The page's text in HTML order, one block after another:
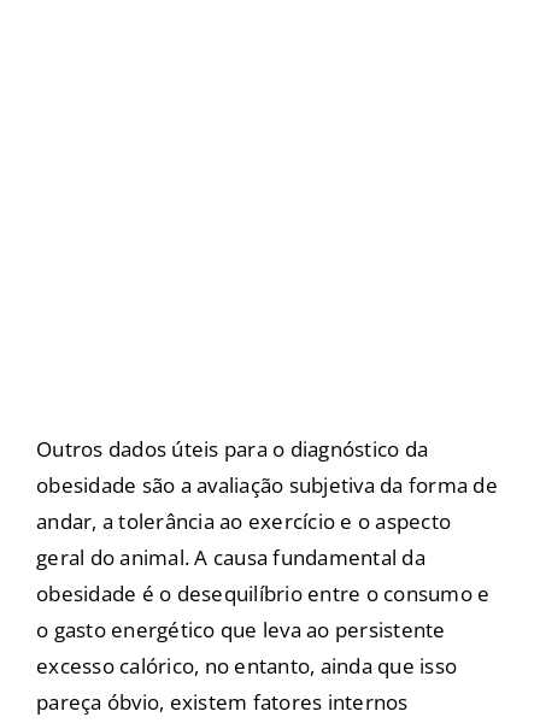
Outros dados úteis para o diagnóstico da
obesidade são a avaliação subjetiva da forma de
andar, a tolerância ao exercício e o aspecto
geral do animal. A causa fundamental da
obesidade é o desequilíbrio entre o consumo e
o gasto energético que leva ao persistente
excesso calórico, no entanto, ainda que isso
pareça óbvio, existem fatores internos